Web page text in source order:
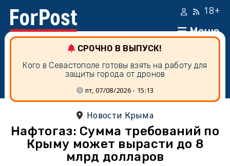
Меню
18+
СРОЧНО В ВЫПУСК!
Кого в Севастополе готовы взять на работу для
защиты города от дронов
пт, 07/08/2026 - 15:13
Новости Крыма
Нафтогаз: Сумма требований по
Крыму может вырасти до 8
млрд долларов